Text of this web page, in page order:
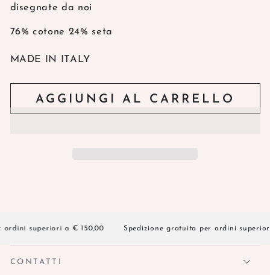
disegnate da noi
76% cotone 24% seta
MADE IN ITALY
AGGIUNGI AL CARRELLO
superiori a € 150,00 Spedizione gratuita per ordini superiori
CONTATTI